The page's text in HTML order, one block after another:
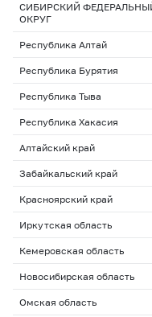
СИБИРСКИЙ
ОКРУГ
Республика Алтай
Республика Бурятия
Республика Тыва
Республика Хакасия
Алтайский край
Забайкальский край
Красноярский край
Иркутская область
Кемеровская область
Новосибирская область
Омская область